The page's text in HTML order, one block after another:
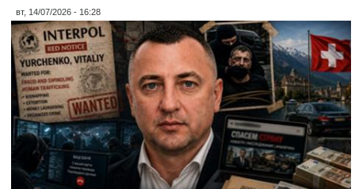
вт, 14/07/2026 - 16:28